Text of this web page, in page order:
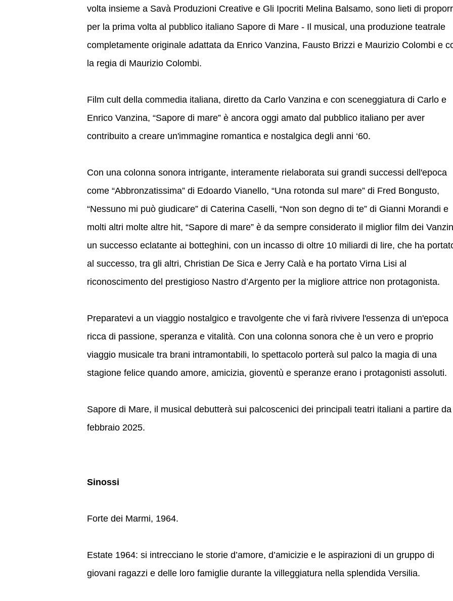
volta insieme a Savà Produzioni Creative e Gli Ipocriti Melina Balsamo, sono lieti di
per la prima volta al pubblico italiano Sapore di Mare - Il musical, una produzione teatrale
completamente originale adattata da Enrico Vanzina, Fausto Brizzi e Maurizio Colombi e
la regia di Maurizio Colombi.
Film cult della commedia italiana, diretto da Carlo Vanzina e con sceneggiatura di Carlo e
Enrico Vanzina, “Sapore di mare” è ancora oggi amato dal pubblico italiano per aver
contribuito a creare un'immagine romantica e nostalgica degli anni ‘60.
Con una colonna sonora intrigante, interamente rielaborata sui grandi successi dell'epoca
come “Abbronzatissima” di Edoardo Vianello, “Una rotonda sul mare” di Fred Bongusto,
“Nessuno mi può giudicare” di Caterina Caselli, “Non son degno di te” di Gianni Morandi e
molti altri molte altre hit, “Sapore di mare” è da sempre considerato il miglior film dei
un successo eclatante ai botteghini, con un incasso di oltre 10 miliardi di lire, che ha
al successo, tra gli altri, Christian De Sica e Jerry Calà e ha portato Virna Lisi al
riconoscimento del prestigioso Nastro d’Argento per la migliore attrice non protagonista.
Preparatevi a un viaggio nostalgico e travolgente che vi farà rivivere l'essenza di un'epoca
ricca di passione, speranza e vitalità. Con una colonna sonora che è un vero e proprio
viaggio musicale tra brani intramontabili, lo spettacolo porterà sul palco la magia di una
stagione felice quando amore, amicizia, gioventù e speranze erano i protagonisti assoluti.
Sapore di Mare, il musical debutterà sui palcoscenici dei principali teatri italiani a partire da
febbraio 2025.
Sinossi
Forte dei Marmi, 1964.
Estate 1964: si intrecciano le storie d’amore, d’amicizie e le aspirazioni di un gruppo di
giovani ragazzi e delle loro famiglie durante la villeggiatura nella splendida Versilia.